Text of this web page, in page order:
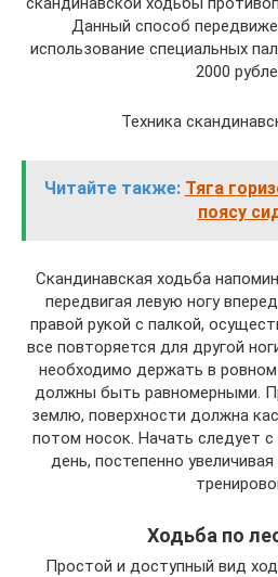
Данный способ
использование специальных
2000
Техника
Читайте также: Тяга
поясу
Скандинавская ходьба
передвигая левую ногу
правой рукой с палкой,
все повторяется для другой
необходимо держать в
должны быть равномерными.
землю, поверхности должна
потом носок. Начать следует с
день, постепенно
Ходьба по
Простой и доступный вид